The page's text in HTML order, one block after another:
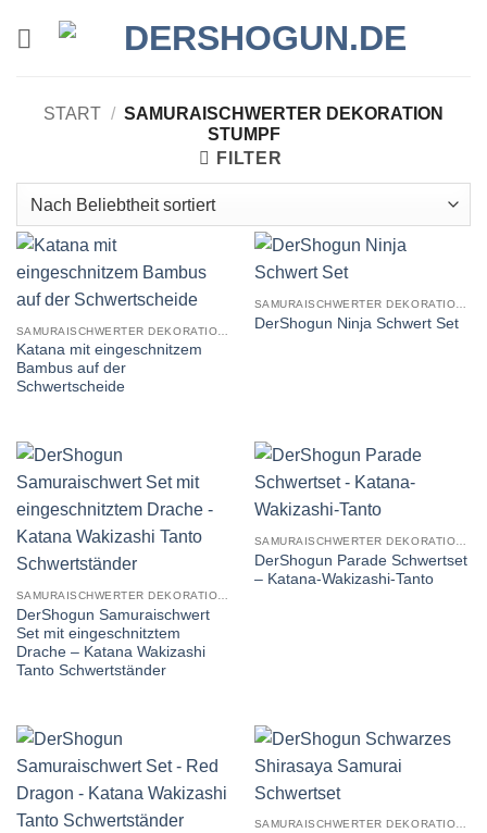
START / SAMURAISCHWERTER DEKORATION
STUMPF
FILTER
Katana mit eingeschnitzem
Bambus auf der
Schwertscheide
DerShogun Ninja Schwert Set
DerShogun Samuraischwert
Set mit eingeschnitztem
Drache – Katana Wakizashi
Tanto Schwertständer
DerShogun Parade Schwertset
– Katana-Wakizashi-Tanto